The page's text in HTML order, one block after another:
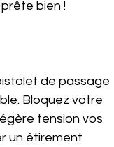
bien !
de passage
Bloquez votre
tension vos
un étirement